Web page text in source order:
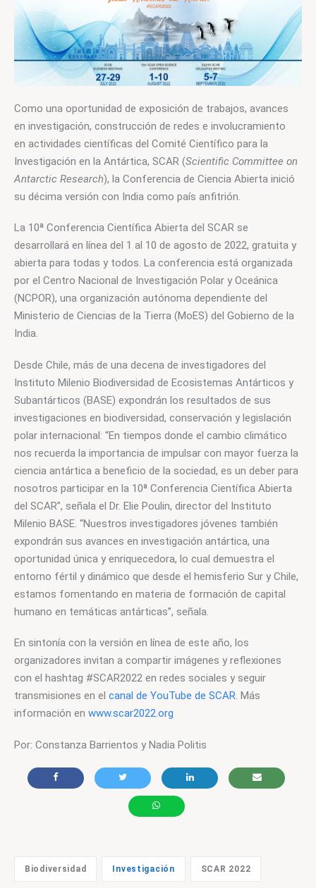
Como una oportunidad de exposición de trabajos, avances
en investigación, construcción de redes e involucramiento
en actividades científicas del Comité Científico para la
Investigación en la Antártica, SCAR (Scientific Committee on
Antarctic Research), la Conferencia de Ciencia Abierta inició
su décima versión con India como país anfitrión.
La 10ª Conferencia Científica Abierta del SCAR se
desarrollará en línea del 1 al 10 de agosto de 2022, gratuita y
abierta para todas y todos. La conferencia está organizada
por el Centro Nacional de Investigación Polar y Oceánica
(NCPOR), una organización autónoma dependiente del
Ministerio de Ciencias de la Tierra (MoES) del Gobierno de la
India.
Desde Chile, más de una decena de investigadores del
Instituto Milenio Biodiversidad de Ecosistemas Antárticos y
Subantárticos (BASE) expondrán los resultados de sus
investigaciones en biodiversidad, conservación y legislación
polar internacional: “En tiempos donde el cambio climático
nos recuerda la importancia de impulsar con mayor fuerza la
ciencia antártica a beneficio de la sociedad, es un deber para
nosotros participar en la 10ª Conferencia Científica Abierta
del SCAR”, señala el Dr. Elie Poulin, director del Instituto
Milenio BASE. “Nuestros investigadores jóvenes también
expondrán sus avances en investigación antártica, una
oportunidad única y enriquecedora, lo cual demuestra el
entorno fértil y dinámico que desde el hemisferio Sur y Chile,
estamos fomentando en materia de formación de capital
humano en temáticas antárticas”, señala.
En sintonía con la versión en línea de este año, los
organizadores invitan a compartir imágenes y reflexiones
con el hashtag #SCAR2022 en redes sociales y seguir
transmisiones en el canal de YouTube de SCAR. Más
información en www.scar2022.org
Por: Constanza Barrientos y Nadia Politis
Biodiversidad Investigación SCAR 2022